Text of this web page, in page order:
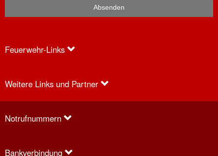
Feuerwehr-Links
Weitere Links und Partner
Notrufnummern
Bankverbindung